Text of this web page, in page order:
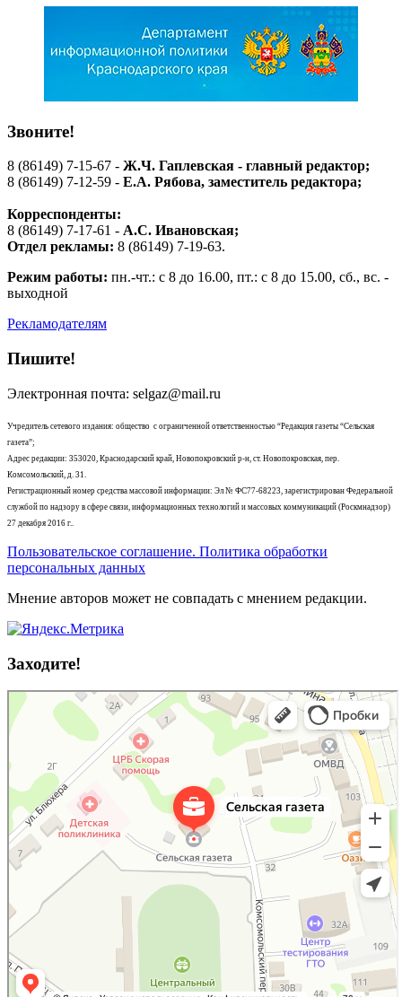
Звоните!
8 (86149) 7-15-67 - Ж.Ч. Гаплевская - главный редактор;
8 (86149) 7-12-59 - Е.А. Рябова, заместитель редактора;
Корреспонденты:
8 (86149) 7-17-61 - А.С. Ивановская;
Отдел рекламы: 8 (86149) 7-19-63.
Режим работы: пн.-чт.: с 8 до 16.00, пт.: с 8 до 15.00, сб., вс. -
выходной
Рекламодателям
Пишите!
Электронная почта: selgaz@mail.ru
Учредитель сетевого издания: общество с ограниченной ответственностью “Редакция газеты “Сельская
газета”;
Адрес редакции: 353020, Краснодарский край, Новопокровский р-н, ст. Новопокровская, пер.
Комсомольский, д. 31.
Регистрационный номер средства массовой информации: Эл № ФС77-68223, зарегистрирован Федеральной
службой по надзору в сфере связи, информационных технологий и массовых коммуникаций (Роскмнадзор)
27 декабря 2016 г..
Пользовательское соглашение. Политика обработки
персональных данных
Мнение авторов может не совпадать с мнением редакции.
Заходите!